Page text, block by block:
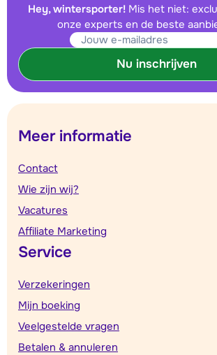
Hey, wintersporter! Mis het niet:
onze experts en de beste
Nu inschrijven
Meer informatie
Contact
Wie zijn wij?
Vacatures
Affiliate Marketing
Service
Verzekeringen
Mijn boeking
Veelgestelde vragen
Betalen & annuleren